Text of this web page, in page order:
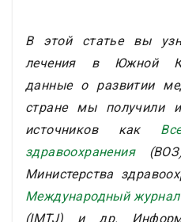
В этой статье вы
лечения в Южной
данные о развитии
стране мы получили
источников как
здравоохранения
Министерства
Международный
(IMTJ) и др.